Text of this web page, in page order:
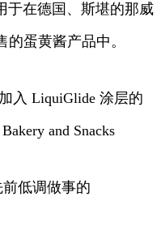
于在德国、斯堪的那威
蛋黄酱产品中。
入 LiquiGlide 涂层的
and Snacks
低调做事的